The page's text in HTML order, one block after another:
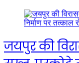
जयपुर की